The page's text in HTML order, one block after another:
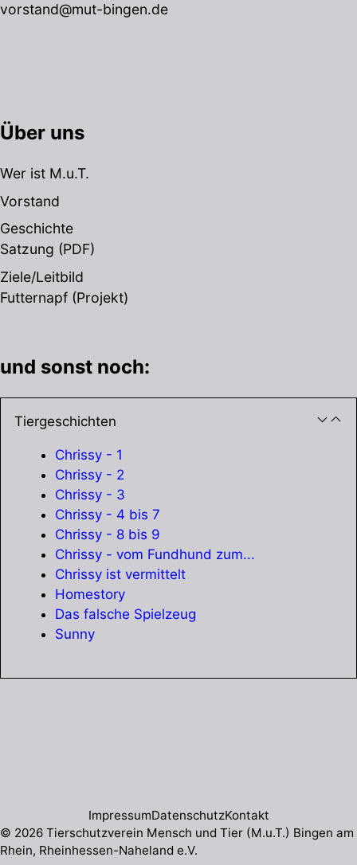
vorstand@mut-bingen.de
Über uns
Wer ist M.u.T.
Vorstand
Geschichte
Satzung (PDF)
Ziele/Leitbild
Futternapf (Projekt)
und sonst noch:
Tiergeschichten
Chrissy - 1
Chrissy - 2
Chrissy - 3
Chrissy - 4 bis 7
Chrissy - 8 bis 9
Chrissy - vom Fundhund zum...
Chrissy ist vermittelt
Homestory
Das falsche Spielzeug
Sunny
© 2026 Tierschutzverein Mensch und Tier (M.u.T.) Bingen am
Rhein, Rheinhessen-Naheland e.V.
ImpressumDatenschutzKontakt